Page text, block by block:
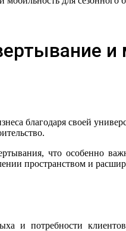
и
что особенно
пространством и
и потребности